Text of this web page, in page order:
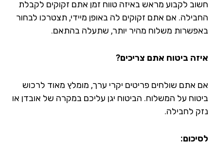
לקבוע מראש באיזה טווח זמן אתם זקוקים לקבלת
אם אתם זקוקים לה באופן מיידי, תצטרכו לבחור
משלוח מהיר יותר, שתעלה בהתאם.
ביטוח אתם צריכים?
אתם שולחים פריטים יקרי ערך, מומלץ מאוד לרכוש
על המשלוח. הביטוח יגן עליכם במקרה של אובדן או
לחבילה.